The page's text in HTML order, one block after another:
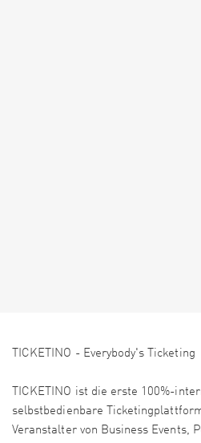
TICKETINO - Everybody's Ticketing
TICKETINO ist die erste 100%-
selbstbedienbare
Veranstalter von Business Events,